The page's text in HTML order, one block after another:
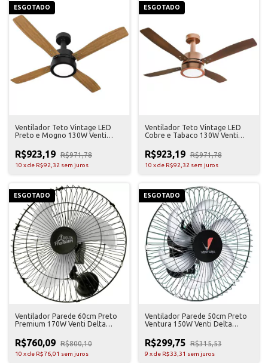
ESGOTADO
Ventilador Teto Vintage LED
Preto e Mogno 130W Venti
R$923,19 R$971,78
10 xde R$92,32 sem juros
ESGOTADO
Ventilador Teto Vintage LED
Cobre e Tabaco 130W Venti
R$923,19 R$971,78
10 xde R$92,32 sem juros
ESGOTADO
Ventilador Parede 60cm Preto
Premium 170W Venti Delta
R$760,09 R$800,10
10 xde R$76,01 sem juros
ESGOTADO
Ventilador Parede 50cm Preto
Ventura 150W Venti Delta
R$299,75 R$315,53
9 xde R$33,31 sem juros